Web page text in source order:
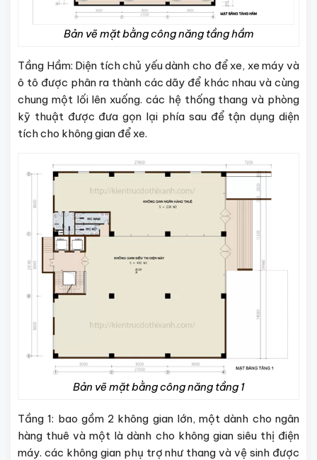
Bản vẽ mặt bằng công năng tầng hầm
Tầng Hầm: Diện tích chủ yếu dành cho để xe, xe máy và
ô tô được phân ra thành các dãy để khác nhau và cùng
chung một lối lên xuống. các hệ thống thang và phòng
kỹ thuật được đưa gọn lại phía sau để tận dụng diện
tích cho không gian để xe.
Bản vẽ mặt bằng công năng tầng 1
Tầng 1: bao gồm 2 không gian lớn, một dành cho ngân
hàng thuê và một là dành cho không gian siêu thị điện
máy. các không gian phụ trợ như thang và vệ sinh được